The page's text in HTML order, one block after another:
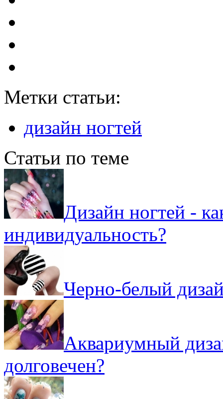
Метки статьи:
дизайн ногтей
Статьи по теме
Дизайн ногтей -
индивидуальность?
Черно-белый
Аквариумный
долговечен?